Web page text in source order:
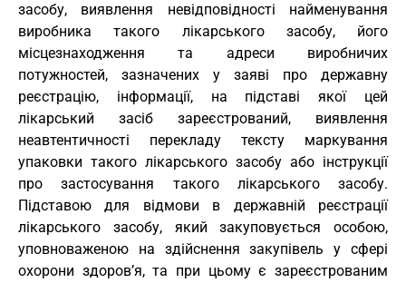
засобу, виявлення невідповідності найменування
виробника такого лікарського засобу, його
місцезнаходження та адреси виробничих
потужностей, зазначених у заяві про державну
реєстрацію, інформації, на підставі якої цей
лікарський засіб зареєстрований, виявлення
неавтентичності перекладу тексту маркування
упаковки такого лікарського засобу або інструкції
про застосування такого лікарського засобу.
Підставою для відмови в державній реєстрації
лікарського засобу, який закуповується особою,
уповноваженою на здійснення закупівель у сфері
охорони здоров’я, та при цьому є зареєстрованим